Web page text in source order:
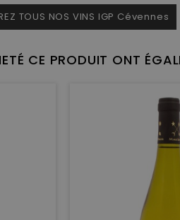
TOUS NOS VINS IGP Cévennes
CE PRODUIT ONT